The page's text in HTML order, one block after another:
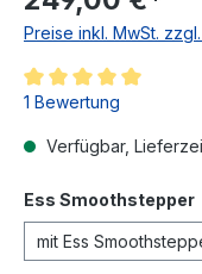
Preise inkl. MwSt.
Durchschnittliche
1 Bewertung
Verfügbar,
Ess Smoothstepper
mit Ess